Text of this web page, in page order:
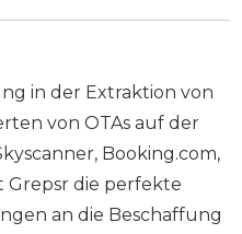
in der Extraktion von
von OTAs auf der
Booking.com,
Grepsr die perfekte
an die Beschaffung